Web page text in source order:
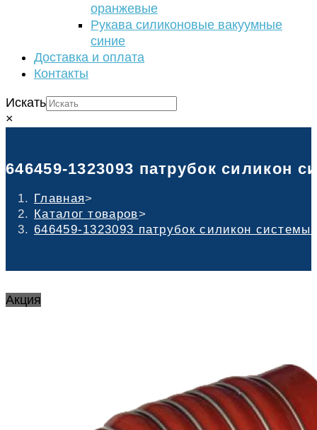
оранжевые
Рукава силиконовые вакуумные
синие
Доставка и оплата
Контакты
Искать
×
646459-1323093 патрубок силикон
Главная>
Каталог товаров>
646459-1323093 патрубок силикон
Акция